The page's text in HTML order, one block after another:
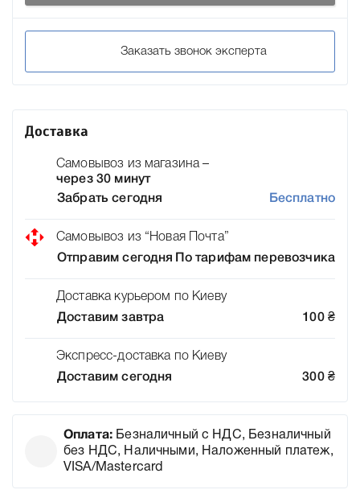
Заказать звонок эксперта
Доставка
Самовывоз из магазина –
через 30 минут
Забрать сегодня
Бесплатно
Самовывоз из “Новая Почта”
Отправим сегодня
По тарифам перевозчика
Доставка курьером по Киеву
Доставим завтра
100 ₴
Экспресс-доставка по Киеву
Доставим сегодня
300 ₴
Оплата: Безналичный с НДС, Безналичный
без НДС, Наличными, Наложенный платеж,
VISA/Mastercard